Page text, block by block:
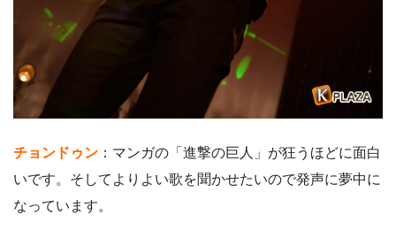
チョンドゥン ：マンガの「進撃の巨人」が狂うほどに面白
いです。そしてよりよい歌を聞かせたいので発声に夢中に
なっています。